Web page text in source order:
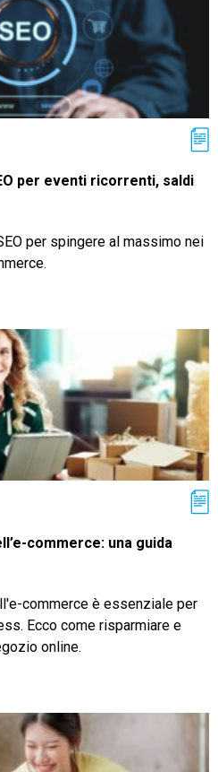
per eventi ricorrenti, saldi
per spingere al massimo nei
commerce: una guida
commerce è essenziale per
Ecco come risparmiare e
online.